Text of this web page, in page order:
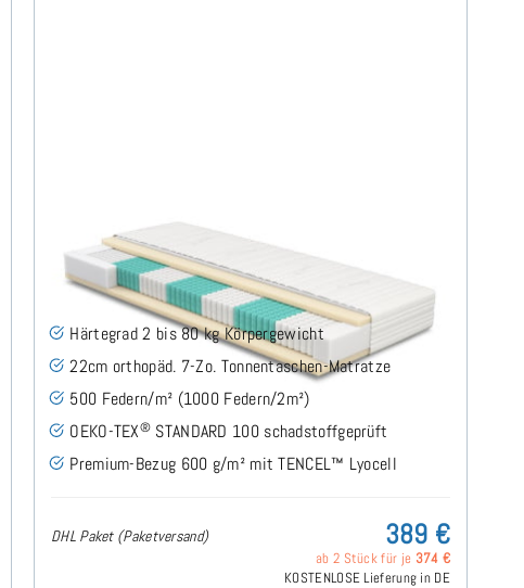
SERA H2 (TENCEL™ Lyocell) TTFK-Matratze 120x200
cm
Härtegrad 2 bis 80 kg Körpergewicht
22cm orthopäd. 7-Zo. Tonnentaschen-Matratze
500 Federn/m² (1000 Federn/2m²)
OEKO-TEX® STANDARD 100 schadstoffgeprüft
Premium-Bezug 600 g/m² mit TENCEL™ Lyocell
DHL Paket (Paketversand) 389 €
ab 2 Stück für je 374 €
KOSTENLOSE Lieferung in DE